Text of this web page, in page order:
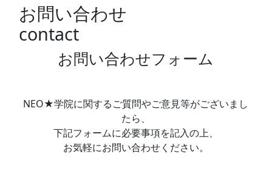
お問い合わせ
contact
お問い合わせフォーム
NEO★学院に関するご質問やご意見等がございまし
たら、
下記フォームに必要事項を記入の上、
お気軽にお問い合わせください。